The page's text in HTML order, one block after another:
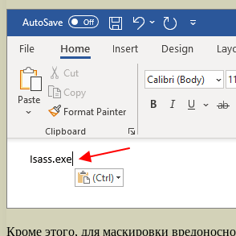
Кроме этого, для маскировки